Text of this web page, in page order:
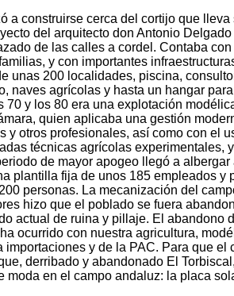
a construirse cerca del cortijo que
del arquitecto don Antonio
de las calles a cordel. Contaba
y con importantes
unas 200 localidades, piscina,
naves agrícolas y hasta un hangar
70 y los 80 era una explotación
quien aplicaba una gestión
y otros profesionales, así como con el
técnicas agrícolas experimentales,
de mayor apogeo llegó a
plantilla fija de unos 185 empleados y
personas. La mecanización del
hizo que el poblado se fuera
actual de ruina y pillaje. El abandono
ocurrido con nuestra agricultura,
importaciones y de la PAC. Para que el
derribado y abandonado El
moda en el campo andaluz: la placa